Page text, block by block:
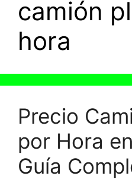
camión
hora
Precio
por Hora
Guía